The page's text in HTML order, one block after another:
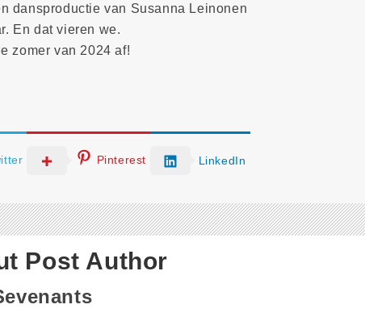
dansproductie van Susanna Leinonen
En dat vieren we.
zomer van 2024 af!
Pinterest LinkedIn
Post Author